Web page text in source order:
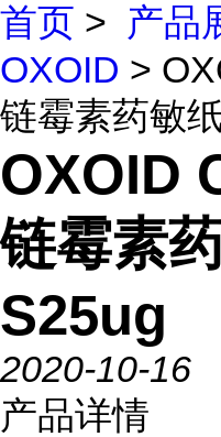
首页 > 产品
OXOID >
链霉素药敏
OXOID
链霉素
S25ug
2020-10-16
产品详情